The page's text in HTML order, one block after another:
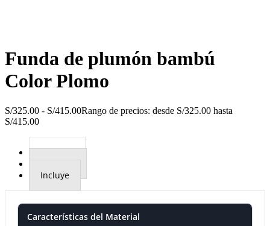
Funda de plumón bambú
Color Plomo
S/325.00 - S/415.00Rango de precios: desde S/325.00 hasta
S/415.00
Material
Incluye
Características del Material